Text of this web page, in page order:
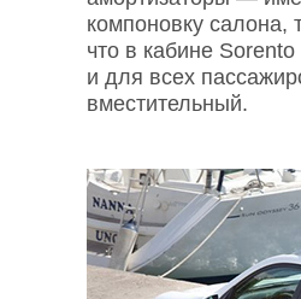
компоновку салона,
что в кабине
и для всех
вместительный.